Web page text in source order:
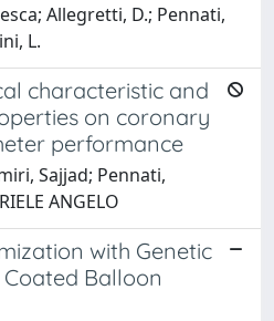
Allegretti, D.; Pennati,
L.
characteristic and
on coronary
performance
Sajjad; Pennati,
ANGELO
with Genetic
Balloon